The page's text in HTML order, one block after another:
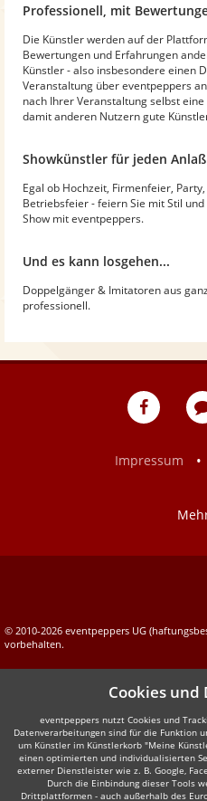
Professionell, mit
Die Künstler werden auf der
Bewertungen und Erfahrungen
Künstler - also insbesondere einen
Veranstaltung über eventpeppers
nach Ihrer Veranstaltung selbst
damit anderen Nutzern gute
Showkünstler für jeden Anlaß
Egal ob Hochzeit, Firmenfeier,
Betriebsfeier - feiern Sie mit Stil
Show mit eventpeppers.
Und es kann losgehen...
Doppelgänger & Imitatoren aus
professionell.
Impressum
•
© 2010-2026 eventpeppers UG
vorbehalten.
Cookies und
eventpeppers nutzt Cookies und
Datenverarbeitungen sind für die Funktion
um Künstler im Künstlerkorb "Meine
einen optimierten und individualisierten
externer Dienstleister wie z. B. Google,
Durch die Einbindung dieser Tools
Drittplattformen - auch außerhalb des